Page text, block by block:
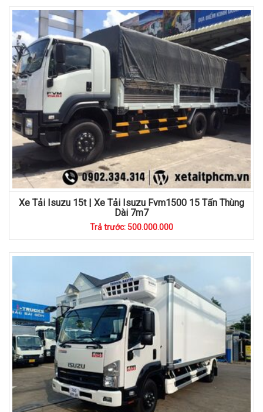
Xe Tải Isuzu 15t | Xe Tải Isuzu Fvm1500 15 Tấn Thùng
Dài 7m7
Trả trước: 500.000.000